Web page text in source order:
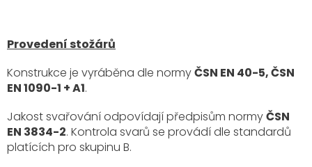
Provedení stožárů
Konstrukce je vyráběna dle normyČSN EN 40-5, ČSN
EN 1090-1 + A1.
Jakost svařování odpovídají předpisům normyČSN
EN 3834-2. Kontrola svarů se provádí dle standardů
platících pro skupinu B.